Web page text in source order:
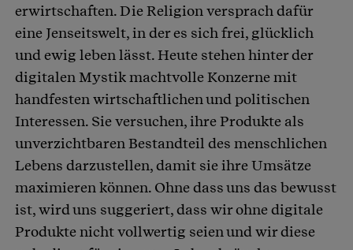
erwirtschaften. Die Religion versprach dafür
eine Jenseitswelt, in der es sich frei, glücklich
und ewig leben lässt. Heute stehen hinter der
digitalen Mystik machtvolle Konzerne mit
handfesten wirtschaftlichen und politischen
Interessen. Sie versuchen, ihre Produkte als
unverzichtbaren Bestandteil des menschlichen
Lebens darzustellen, damit sie ihre Umsätze
maximieren können. Ohne dass uns das bewusst
ist, wird uns suggeriert, dass wir ohne digitale
Produkte nicht vollwertig seien und wir diese